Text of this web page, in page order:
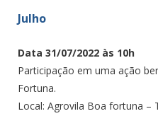
Julho
Data 31/07/2022 às 10h
Participação em uma ação
Fortuna.
Local: Agrovila Boa fortuna –